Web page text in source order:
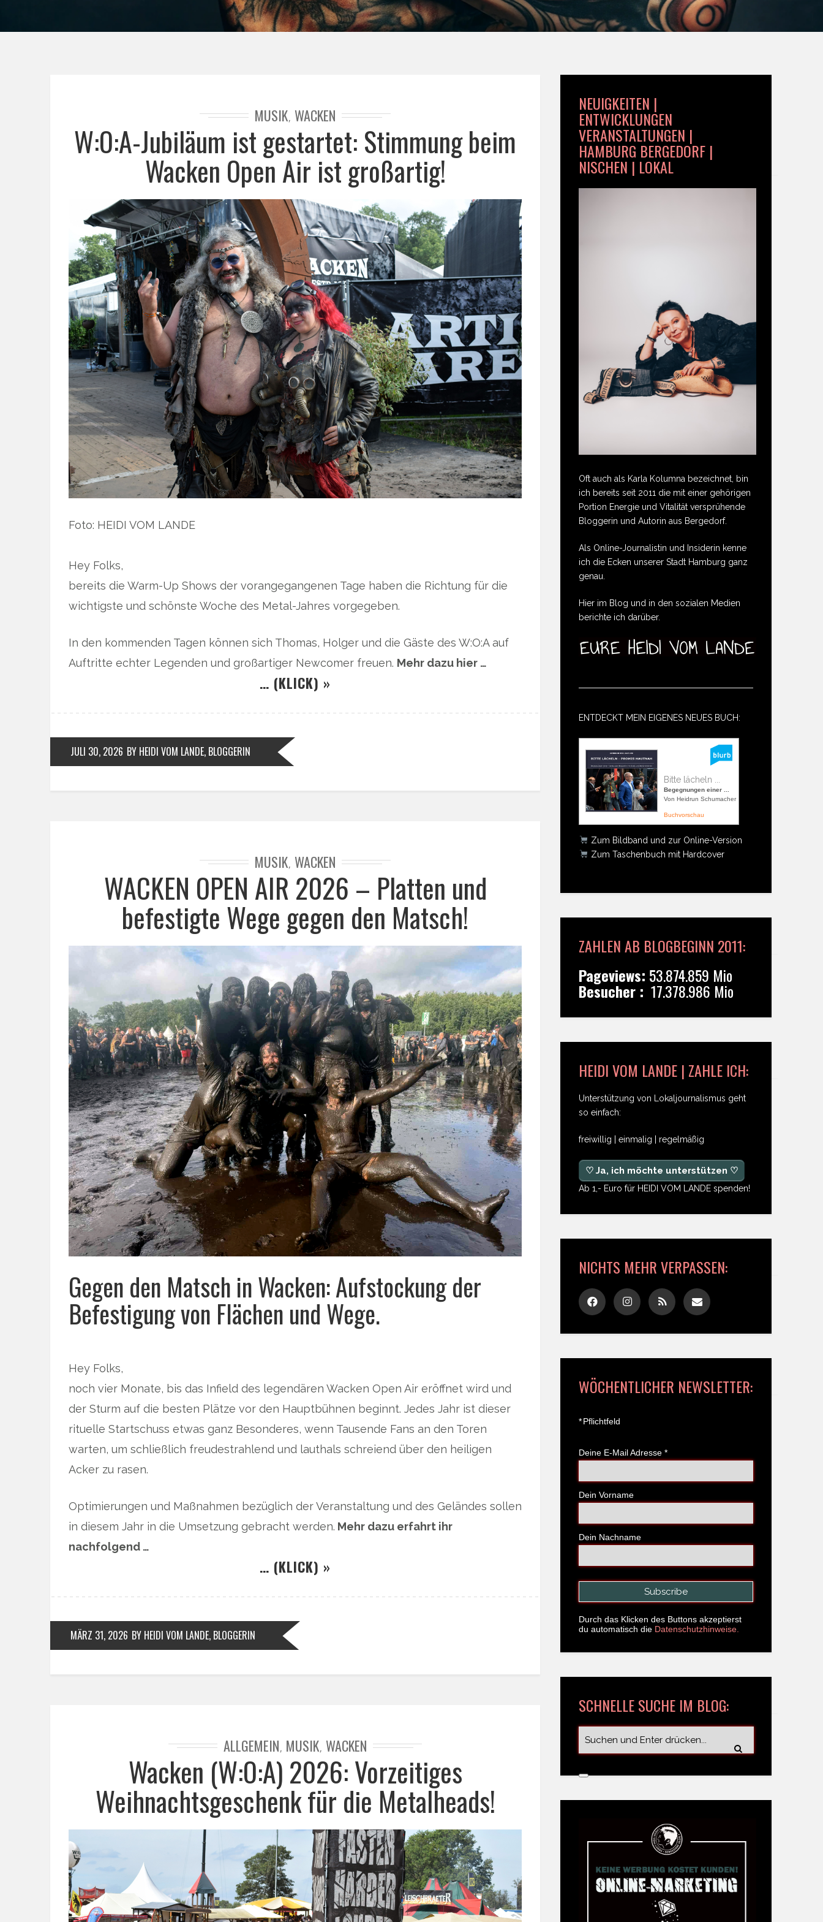
MUSIK, WACKEN
W:O:A-Jubiläum ist gestartet: Stimmung beim
Wacken Open Air ist großartig!
Foto: HEIDI VOM LANDE
Hey Folks,
bereits die Warm-Up Shows der vorangegangenen Tage haben die Richtung für die
wichtigste und schönste Woche des Metal-Jahres vorgegeben.
In den kommenden Tagen können sich Thomas, Holger und die Gäste des W:O:A auf
Auftritte echter Legenden und großartiger Newcomer freuen. Mehr dazu hier …
… (KLICK) »
JULI 30, 2026 BY HEIDI VOM LANDE, BLOGGERIN
MUSIK, WACKEN
WACKEN OPEN AIR 2026 – Platten und
befestigte Wege gegen den Matsch!
Gegen den Matsch in Wacken: Aufstockung der
Befestigung von Flächen und Wege.
Hey Folks,
noch vier Monate, bis das Infield des legendären Wacken Open Air eröffnet wird und
der Sturm auf die besten Plätze vor den Hauptbühnen beginnt. Jedes Jahr ist dieser
rituelle Startschuss etwas ganz Besonderes, wenn Tausende Fans an den Toren
warten, um schließlich freudestrahlend und lauthals schreiend über den heiligen
Acker zu rasen.
Optimierungen und Maßnahmen bezüglich der Veranstaltung und des Geländes sollen
in diesem Jahr in die Umsetzung gebracht werden. Mehr dazu erfahrt ihr
nachfolgend …
… (KLICK) »
MÄRZ 31, 2026 BY HEIDI VOM LANDE, BLOGGERIN
ALLGEMEIN, MUSIK, WACKEN
Wacken (W:O:A) 2026: Vorzeitiges
Weihnachtsgeschenk für die Metalheads!
NEUIGKEITEN |
ENTWICKLUNGEN
VERANSTALTUNGEN |
HAMBURG BERGEDORF |
NISCHEN | LOKAL
Oft auch als Karla Kolumna bezeichnet, bin
ich bereits seit 2011 die mit einer gehörigen
Portion Energie und Vitalität versprühende
Bloggerin und Autorin aus Bergedorf.
Als Online-Journalistin und Insiderin kenne
ich die Ecken unserer Stadt Hamburg ganz
genau.
Hier im Blog und in den sozialen Medien
berichte ich darüber.
ENTDECKT MEIN EIGENES NEUES BUCH:
Bitte lächeln ...
Begegnungen einer ...
Von Heidrun Schumacher
Buchvorschau
Zum Bildband und zur Online-Version
Zum Taschenbuch mit Hardcover
ZAHLEN AB BLOGBEGINN 2011:
Pageviews: 53.874.859 Mio
Besucher : 17.378.986 Mio
HEIDI VOM LANDE | ZAHLE ICH:
Unterstützung von Lokaljournalismus geht
so einfach:
freiwillig | einmalig | regelmäßig
♡ Ja, ich möchte unterstützen ♡
Ab 1,- Euro für HEIDI VOM LANDE spenden!
NICHTS MEHR VERPASSEN:
WÖCHENTLICHER NEWSLETTER:
*Pflichtfeld
Deine E-Mail Adresse *
Dein Vorname
Dein Nachname
Durch das Klicken des Buttons akzeptierst
du automatisch die Datenschutzhinweise.
SCHNELLE SUCHE IM BLOG: